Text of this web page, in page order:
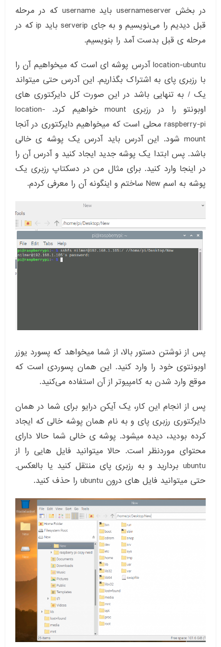
در بخش usernameserver باید username که در مرحله
قبل دیدیم را می‌نویسیم و به جای serverip باید ip که در
مرحله ی قبل بدست آمد را بنویسیم.
location-ubuntu آدرس پوشه ای است که میخواهیم آن را
با رزبری پای به اشتراک بگذاریم. این آدرس حتی میتواند
یک / به تنهایی باشد در این صورت کل دایرکتوری های
اوبونتو را در رزبری mount خواهیم کرد. location-
raspberry-pi محلی است که میخواهیم دایرکتوری در آنجا
mount شود. این آدرس باید آدرس یک پوشه ی خالی
باشد. پس ابتدا یک پوشه جدید ایجاد کنید و آدرس آن را
در اینجا وارد کنید. برای مثال من در دسکتاپ رزبری یک
پوشه به اسم New ساختم و اینگونه آن را معرفی کردم.
پس از نوشتن دستور بالا، از شما میخواهد که پسورد یوزر
اوبونتوی خود را وارد کنید. این همان پسوردی است که
موقع وارد شدن به کامپیوتر از آن استفاده می‌کنید.
پس از انجام این کار، یک آیکن درایو برای شما در همان
دایرکتوری رزبری پای و به نام همان پوشه خالی که ایجاد
کرده بودید، دیده میشود. پوشه ی خالی شما حالا دارای
محتوای موردنظر است. حالا میتوانید فایل هایی را از
ubuntu بردارید و به رزبری پای منتقل کنید یا بالعکس.
حتی میتوانید فایل های درون ubuntu را حذف کنید.